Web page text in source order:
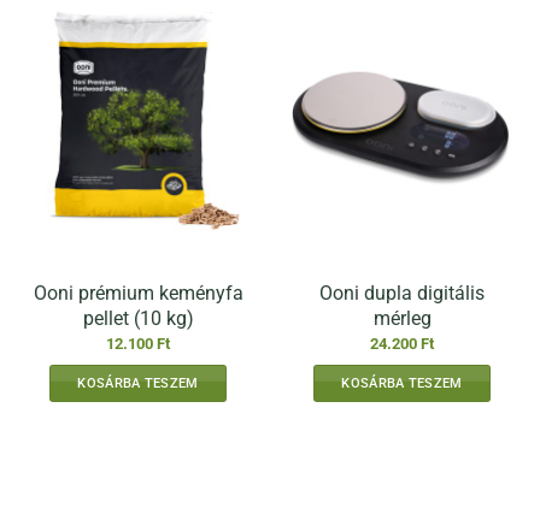
Ooni prémium keményfa
pellet (10 kg)
12.100 Ft
KOSÁRBA TESZEM
Ooni dupla digitális
mérleg
24.200 Ft
KOSÁRBA TESZEM